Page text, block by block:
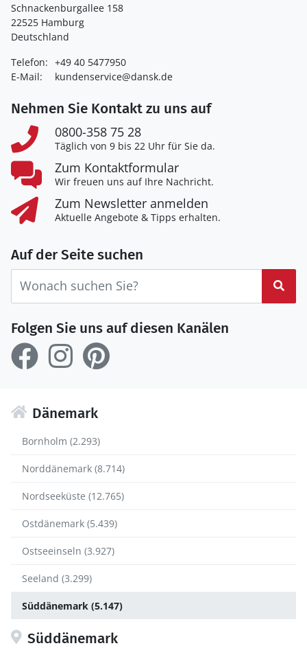
Schnackenburgallee 158
22525 Hamburg
Deutschland
Telefon: +49 40 5477950
E-Mail:
kundenservice@dansk.de
Nehmen Sie Kontakt zu uns auf
0800-358 75 28
Täglich von 9 bis 22 Uhr für Sie da.
Zum Kontaktformular
Wir freuen uns auf Ihre Nachricht.
Zum Newsletter anmelden
Aktuelle Angebote & Tipps erhalten.
Auf der Seite suchen
Folgen Sie uns auf diesen Kanälen
Dänemark
Bornholm (2.293)
Norddänemark (8.714)
Nordseeküste (12.765)
Ostdänemark (5.439)
Ostseeinseln (3.927)
Seeland (3.299)
Süddänemark (5.147)
Süddänemark